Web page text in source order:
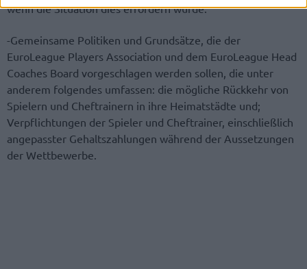
wenn die Situation dies erfordern würde.
-Gemeinsame Politiken und Grundsätze, die der
EuroLeague Players Association und dem EuroLeague Head
Coaches Board vorgeschlagen werden sollen, die unter
anderem folgendes umfassen: die mögliche Rückkehr von
Spielern und Cheftrainern in ihre Heimatstädte und;
Verpflichtungen der Spieler und Cheftrainer, einschließlich
angepasster Gehaltszahlungen während der Aussetzungen
der Wettbewerbe.